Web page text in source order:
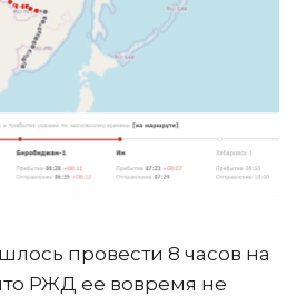
провести 8 часов на
РЖД ее вовремя не